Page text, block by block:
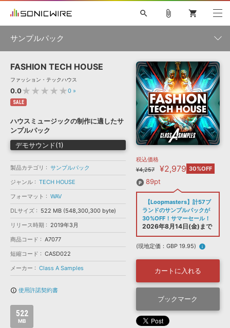
ソフト音源 »
プラグイン・エフェクト »
サンプルパック »
ソフトウェア／ツール »
DAW »
効果音 »
BGM »
特集 »
ニュースレター »
SONICWIREブログ »
製品サポート情報 »
DTMガイド »
FAQ »
お問い合わせ »
音楽カード
楽曲配信流通 サービス
無償のサウンド管理ソフト
次世代型 ボーカル・エディタ
APS
search
初音ミク NT 鏡音リン・レン V4X 巡音ルカ V4X
MEIKO V3
KAITO V3
VOCALOID TOONTRACK
SPITFIRE AUDIO
VIENNA
EZ DRUMMER 3
ライセンスフリーBGM
ボーカル抜き出し
DUBSTEP
ELECTRONICA
EDM TRANCE MUTANT
ROUTER.FM
ソフト音源 プラグイン・エフェクト
ソフトウェア／ツール 効果音
attach_file shopping_cart
サンプルパック
製品一覧
メーカー
フォーマット
ランキング
FASHION TECH HOUSE
ファッション・テックハウス
0.0★★★★★0 »
SALE
ハウスミュージックの制作に適したサ
ンプルパック
デモサウンド(1)
製品カテゴリ
サンプルパック
ジャンル
TECH HOUSE
フォーマット
WAV
DLサイズ
522 MB (548,300,300 byte)
リリース時期
2019年3月
商品コード
A7077
短縮コード
CASD022
メーカー
Class A Samples
info_outline 使用許諾契約書
522
MB
税込価格
¥4,257
¥2,979 30%OFF
89pt
【Loopmasters】計57ブ
ランドのサンプルパックが
30%OFF！サマーセール！
2026年8月14日(金)まで
(現地定価：GBP 19.95) info
カートに入れる
ブックマーク